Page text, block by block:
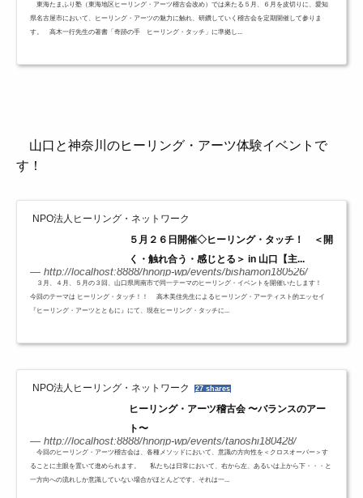
東海たまふり塾（東海地区ヒーリング・アーツ稽古会改め）では来たる５月、６月を皮切りに、愛知
県名古屋市において、ヒーリング・アーツの魅力に触れ、研鑽していく稽古会を定期開催して参りま
す。 高木一行先生の著書「奇跡の手 ヒーリング・タッチ」に準拠し...
山口と神奈川のヒーリング・アーツ体験イベントで
す！
NPO法人ヒーリング・ネットワーク
５月２６日開催◇ヒーリング・タッチ！ ＜開
く・触れ合う・感じとる＞ in 山口【主...
http://localhost:8888/hnorjp-wp/events/bishamon180526/
３月、４月、５月の３回、山口県周南市で同一テーマのヒーリング・イベントを開催いたします！
今回のテーマは ヒーリング・タッチ！！ 高木美佳先生によるヒーリング・アーティスト的エッセイ
『ヒーリング・アーツとともに』にて、現在ヒーリング・タッチに...
NPO法人ヒーリング・ネットワーク 27 shares
ヒーリング・アーツ稽古会 〜バランスのアー
ト〜
http://localhost:8888/hnorjp-wp/events/tanoshi180428/
今回のヒーリング・アーツ稽古会は、各種メソッドにおいて、意識の方向性を＜クロスオーバー＞す
ることに主眼を置いて進められます。 私たちは日常において、右から左、あるいは上から下・・・と
一方向への流れしか意識していない場合がほとんどです。それは一...